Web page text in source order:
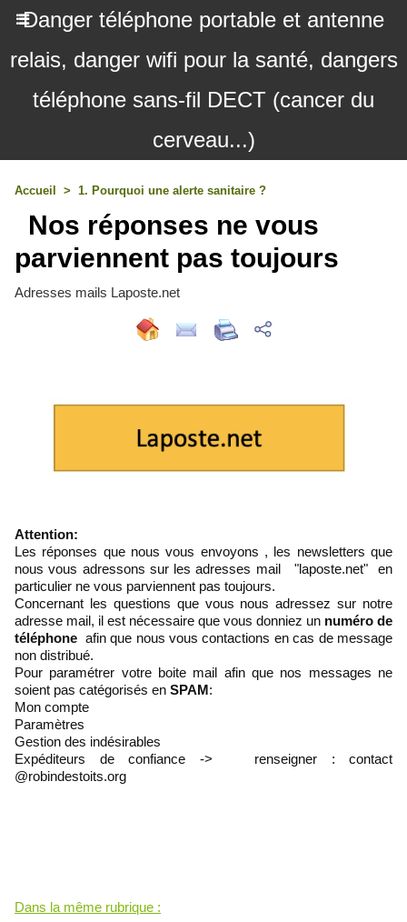
Danger téléphone portable et antenne
relais, danger wifi pour la santé, dangers
téléphone sans-fil DECT (cancer du
cerveau...)
Accueil > 1. Pourquoi une alerte sanitaire ?
Nos réponses ne vous
parviennent pas toujours
Adresses mails Laposte.net
Attention:
Les réponses que nous vous envoyons , les newsletters que
nous vous adressons sur les adresses mail "laposte.net" en
particulier ne vous parviennent pas toujours.
Concernant les questions que vous nous adressez sur notre
adresse mail, il est nécessaire que vous donniez un numéro de
téléphone afin que nous vous contactions en cas de message
non distribué.
Pour paramétrer votre boite mail afin que nos messages ne
soient pas catégorisés en SPAM:
Mon compte
Paramètres
Gestion des indésirables
Expéditeurs de confiance -> renseigner : contact
@robindestoits.org
Dans la même rubrique :